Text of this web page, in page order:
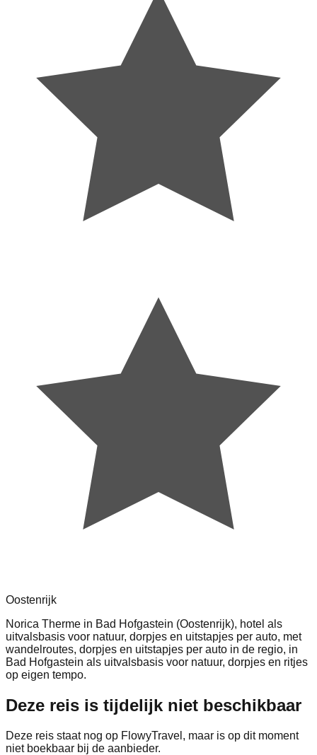
Oostenrijk
Norica Therme in Bad Hofgastein (Oostenrijk), hotel als
uitvalsbasis voor natuur, dorpjes en uitstapjes per auto, met
wandelroutes, dorpjes en uitstapjes per auto in de regio, in
Bad Hofgastein als uitvalsbasis voor natuur, dorpjes en ritjes
op eigen tempo.
Deze reis is tijdelijk niet beschikbaar
Deze reis staat nog op FlowyTravel, maar is op dit moment
niet boekbaar bij de aanbieder.